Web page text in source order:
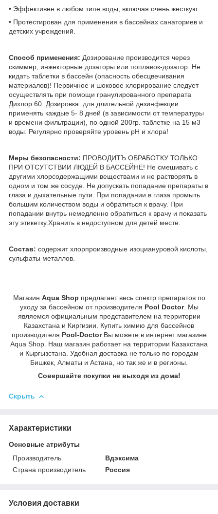
• Эффективен в любом типе воды, включая очень жесткую
• Протестирован для применения в бассейнах санаториев и
детских учреждений.
Способ применения: Дозирование производится через
скиммер, инжекторные дозаторы или поплавок-дозатор. Не
кидать таблетки в бассейн (опасность обесцвечивания
материалов)! Первичное и шоковое хлорирование следует
осуществлять при помощи гранулированного препарата
Дихлор 60. Дозировка: для длительной дезинфекции
применять каждые 5- 8 дней (в зависимости от температуры
и времени фильтрации), по одной 200гр. таблетке на 15 м3
воды. Регулярно проверяйте уровень pH и хлора!
Меры безопасности: ПРОВОДИТЪ ОБРАБОТКУ ТОЛЬКО
ПРИ ОТСУТСТВИИ ЛЮДЕЙ В БАССЕЙНЕ! Не смешивать с
другими хлорсодержащими веществами и не растворять в
одном и том же сосуде. Не допускать попадание препараты в
глаза и дыхательные пути. При попадании в глаза промыть
большим количеством воды и обратиться к врачу. При
попадании внутрь немедленно обратиться к врачу и показать
эту этикетку.Хранить в недоступном для детей месте.
Состав: содержит хлорпроизводные изоциануровой кислоты,
сульфаты металлов.
Магазин Aqua Shop предлагает весь спектр препаратов по
уходу за бассейном от производителя Pool Doctor. Мы
являемся официальным представителем на территории
Казахстана и Киргизии. Купить химию для бассейнов
производителя Pool-DoctorВы можете в интернет магазине
Aqua Shop. Наш магазин работает на территории Казахстана
и Кыргызстана. Удобная доставка не только по городам
Бишкек, Алматы и Астана, но так же и в регионы.
Совершайте покупки не выходя из дома!
Скрыть
Характеристики
Основные атрибуты
Производитель
Вдэксима
Страна производитель
Россия
Условия доставки